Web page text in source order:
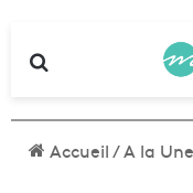
Accueil/A la Une